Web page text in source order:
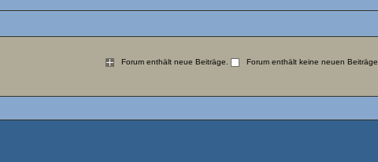
Forum enthält neue Beiträge. Forum enthält keine neuen Beiträge.